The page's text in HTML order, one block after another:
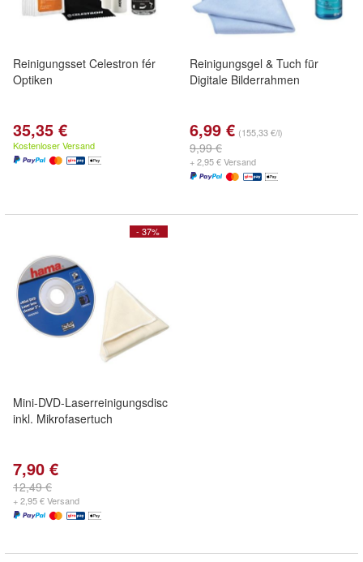
Reinigungsset Celestron fér
Optiken
35,35 €
Kostenloser Versand
Reinigungsgel & Tuch für
Digitale Bilderrahmen
6,99 € (155,33 €/l)
9,99 €
+ 2,95 € Versand
- 37%
Mini-DVD-Laserreinigungsdisc
inkl. Mikrofasertuch
7,90 €
12,49 €
+ 2,95 € Versand